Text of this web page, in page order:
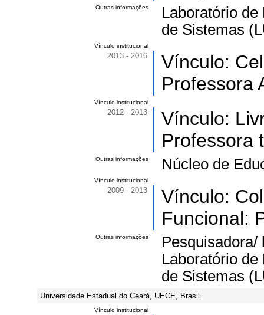
Outras informações
Laboratório
de Sistemas
Vínculo institucional
2013 - 2016
Vínculo:
Professora
Vínculo institucional
2012 - 2013
Vínculo:
Professora
Outras informações Núcleo de
Vínculo institucional
2009 - 2013
Vínculo:
Funcional:
Outras informações
Pesquisadora/
Laboratório
de Sistemas
Universidade Estadual do Ceará, UECE, Brasil.
Vínculo institucional